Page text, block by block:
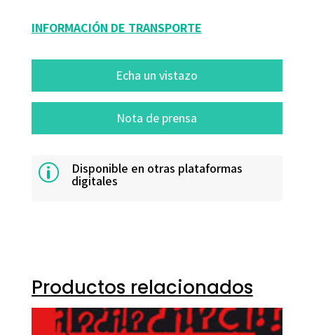
INFORMACIÓN DE TRANSPORTE
Echa un vistazo
Nota de prensa
p Disponible en otras plataformas
digitales
Productos relacionados